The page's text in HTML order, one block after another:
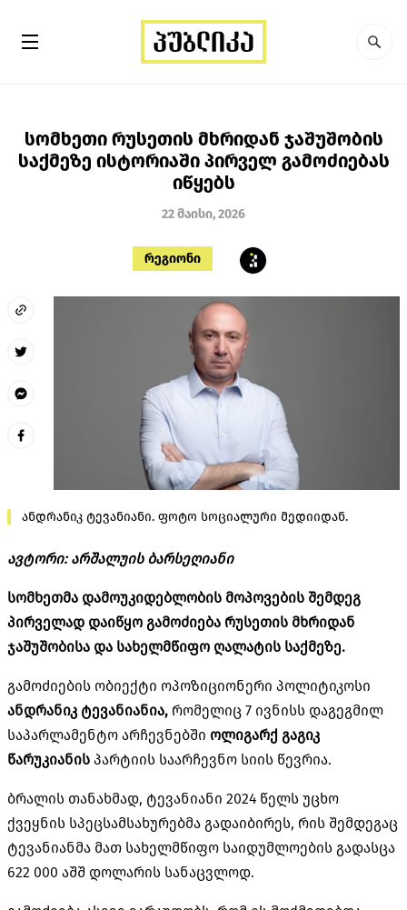
სომხეთი რუსეთის მხრიდან ჯაშუშობის
საქმეზე ისტორიაში პირველ გამოძიებას
იწყებს
22 მაისი, 2026
რეგიონი
ანდრანიკ ტევანიანი. ფოტო სოციალური მედიიდან.
ავტორი: არშალუის ბარსეღიანი
სომხეთმა დამოუკიდებლობის მოპოვების შემდეგ
პირველად დაიწყო გამოძიება რუსეთის მხრიდან
ჯაშუშობისა და სახელმწიფო ღალატის საქმეზე.
გამოძიების ობიექტი ოპოზიციონერი პოლიტიკოსი
ანდრანიკ ტევანიანია, რომელიც 7 ივნისს დაგეგმილ
საპარლამენტო არჩევნებში ოლიგარქ გაგიკ
წარუკიანის პარტიის საარჩევნო სიის წევრია.
ბრალის თანახმად, ტევანიანი 2024 წელს უცხო
ქვეყნის სპეცსამსახურებმა გადაიბირეს, რის შემდეგაც
ტევანიანმა მათ სახელმწიფო საიდუმლოების გადასცა
622 000 აშშ დოლარის სანაცვლოდ.